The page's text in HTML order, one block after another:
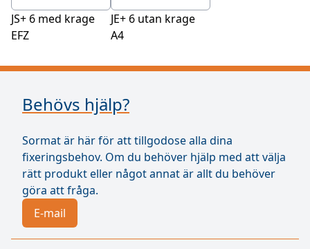
JS+ 6 med krage
EFZ
JE+ 6 utan krage
A4
Behövs hjälp?
Sormat är här för att tillgodose alla dina
fixeringsbehov. Om du behöver hjälp med att välja
rätt produkt eller något annat är allt du behöver
göra att fråga.
E-mail